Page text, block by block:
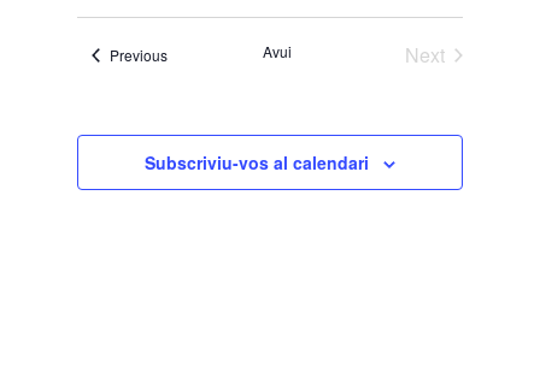
PreviousEsdevenimentsAvui
Next
Subscriviu-vos al calendari